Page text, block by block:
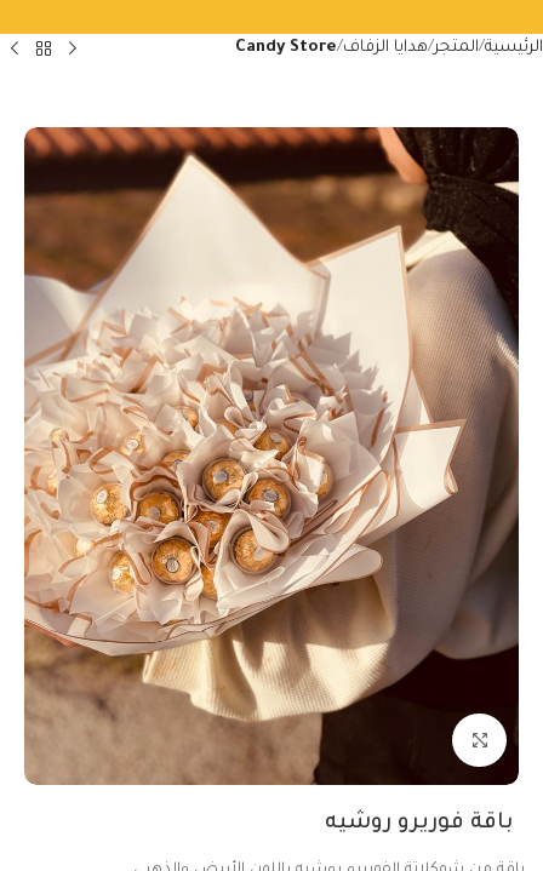
الرئيسية المتجر هدايا الزفاف Candy Store
Click to enlarge
باقة فوريرو روشيه